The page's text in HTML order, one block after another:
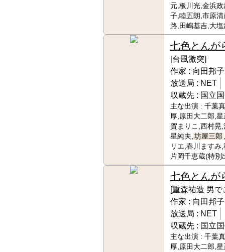
元,板川光,金浜
子,睦五朗,市原
路,田嶋基吉,大塩
七色とんが
[台風激突]
作家 : 向田邦子
放送局 : NET
収蔵先 : 国立
主な出演 : 千葉
厚,原田大二郎,
賀まりこ,西村晃
星純夫, 坊屋三郎
リエ,春川ますみ
片岡千恵蔵(特別
七色とんが
[重森祐造 男で
作家 : 向田邦子
放送局 : NET
収蔵先 : 国立
主な出演 : 千葉
厚,原田大二郎,